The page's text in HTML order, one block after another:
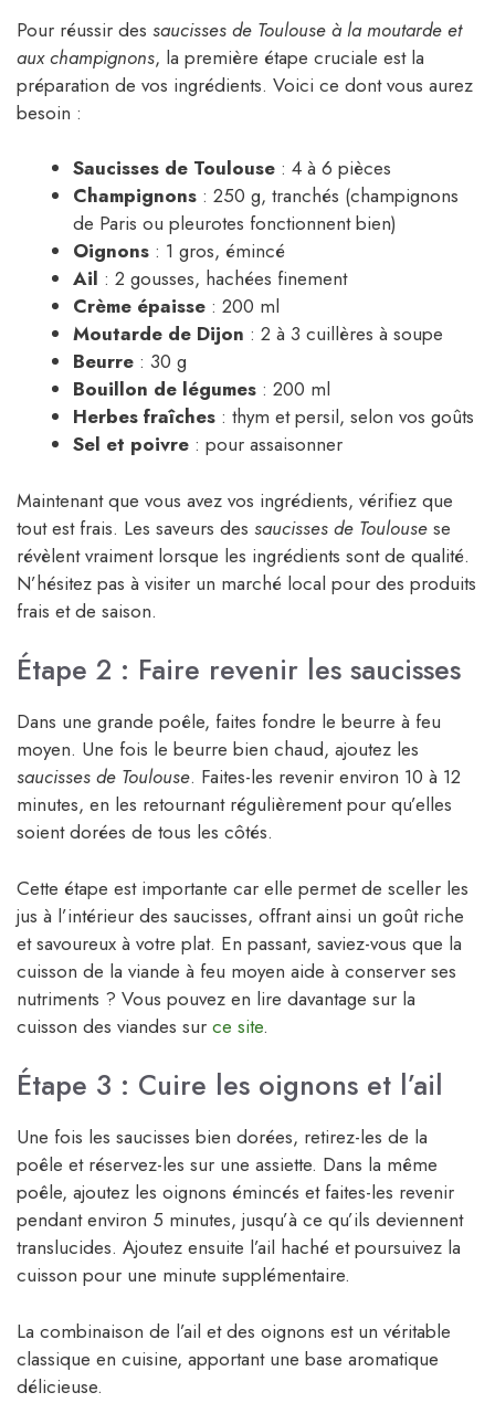
Pour réussir des saucisses de Toulouse à la moutarde et
aux champignons, la première étape cruciale est la
préparation de vos ingrédients. Voici ce dont vous aurez
besoin :
Saucisses de Toulouse : 4 à 6 pièces
Champignons : 250 g, tranchés (champignons
de Paris ou pleurotes fonctionnent bien)
Oignons : 1 gros, émincé
Ail : 2 gousses, hachées finement
Crème épaisse : 200 ml
Moutarde de Dijon : 2 à 3 cuillères à soupe
Beurre : 30 g
Bouillon de légumes : 200 ml
Herbes fraîches : thym et persil, selon vos goûts
Sel et poivre : pour assaisonner
Maintenant que vous avez vos ingrédients, vérifiez que
tout est frais. Les saveurs des saucisses de Toulouse se
révèlent vraiment lorsque les ingrédients sont de qualité.
N’hésitez pas à visiter un marché local pour des produits
frais et de saison.
Étape 2 : Faire revenir les saucisses
Dans une grande poêle, faites fondre le beurre à feu
moyen. Une fois le beurre bien chaud, ajoutez les
saucisses de Toulouse. Faites-les revenir environ 10 à 12
minutes, en les retournant régulièrement pour qu’elles
soient dorées de tous les côtés.
Cette étape est importante car elle permet de sceller les
jus à l’intérieur des saucisses, offrant ainsi un goût riche
et savoureux à votre plat. En passant, saviez-vous que la
cuisson de la viande à feu moyen aide à conserver ses
nutriments ? Vous pouvez en lire davantage sur la
cuisson des viandes sur ce site.
Étape 3 : Cuire les oignons et l’ail
Une fois les saucisses bien dorées, retirez-les de la
poêle et réservez-les sur une assiette. Dans la même
poêle, ajoutez les oignons émincés et faites-les revenir
pendant environ 5 minutes, jusqu’à ce qu’ils deviennent
translucides. Ajoutez ensuite l’ail haché et poursuivez la
cuisson pour une minute supplémentaire.
La combinaison de l’ail et des oignons est un véritable
classique en cuisine, apportant une base aromatique
délicieuse.